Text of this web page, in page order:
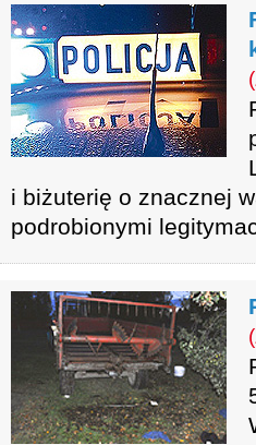
i biżuterię o znacznej
podrobionymi